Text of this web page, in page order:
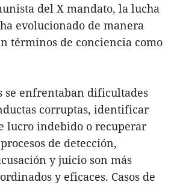
del X mandato, la lucha
evolucionado de manera
términos de conciencia como
se enfrentaban dificultades
corruptas, identificar
lucro indebido o recuperar
de detección,
y juicio son más
y eficaces. Casos de